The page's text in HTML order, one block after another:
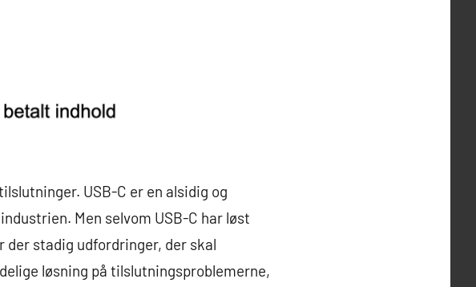
USB-C er en alsidig og
Men selvom USB-C har løst
der stadig udfordringer, der skal
løsning på tilslutningsproblemerne,